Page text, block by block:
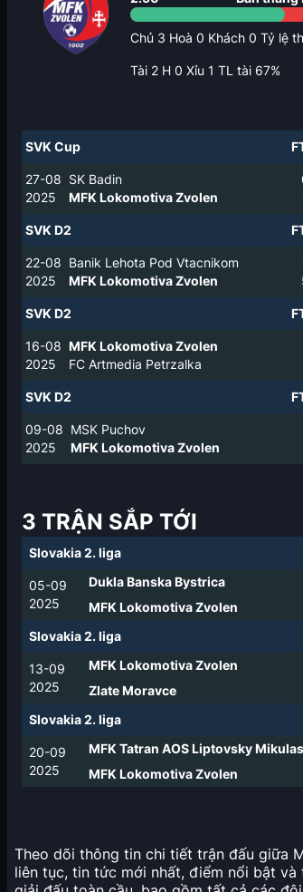
Chủ 3 Hoà 0 Khách 0 Tỷ lệ
Tài 2 H 0 Xỉu 1 TL tài 67%
SVK Cup
27-08
2025
SK Badin
MFK Lokomotiva Zvolen
SVK D2
22-08
2025
Banik Lehota Pod Vtacnikom
MFK Lokomotiva Zvolen
SVK D2
16-08
2025
MFK Lokomotiva Zvolen
FC Artmedia Petrzalka
SVK D2
09-08
2025
MSK Puchov
MFK Lokomotiva Zvolen
3 TRẬN SẮP TỚI
Slovakia 2. liga
05-09
2025
Dukla Banska Bystrica
MFK Lokomotiva Zvolen
Slovakia 2. liga
13-09
2025
MFK Lokomotiva Zvolen
Zlate Moravce
Slovakia 2. liga
20-09
2025
MFK Tatran AOS Liptovsky Mikulas
MFK Lokomotiva Zvolen
Theo dõi thông tin chi tiết trận đấu giữa
liên tục, tin tức mới nhất, điểm nổi bật và